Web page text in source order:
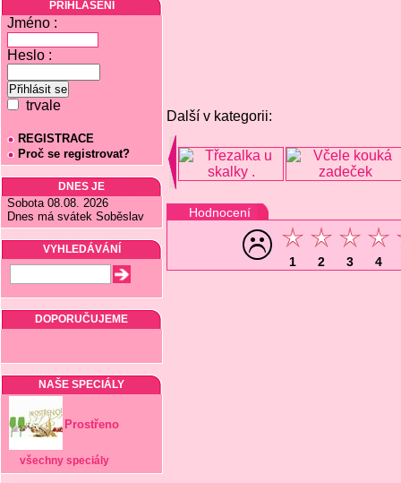
PŘIHLÁŠENÍ
Jméno :
Heslo :
trvale
REGISTRACE
Proč se registrovat?
DNES JE
Sobota 08.08. 2026
Dnes má svátek Soběslav
VYHLEDÁVÁNÍ
DOPORUČUJEME
NAŠE SPECIÁLY
Prostřeno
všechny speciály
Další v kategorii:
Hodnocení
1 2 3 4